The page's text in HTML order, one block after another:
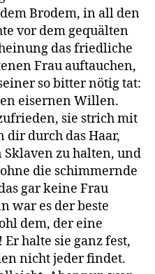
Brodem, in all den
vor dem gequälten
das friedliche
Frau auftauchen,
so bitter nötig tat:
eisernen Willen.
sie strich mit
durch das Haar,
Sklaven zu halten, und
die schimmernde
gar keine Frau
war es der beste
dem, der eine
halte sie ganz fest,
nicht jeder findet.